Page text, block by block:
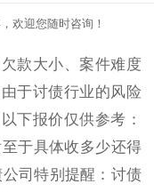
欢迎您随时咨询！
款大小、案件难度
于讨债行业的风险
下报价仅供参考：
于具体收多少还得
司特别提醒：讨债